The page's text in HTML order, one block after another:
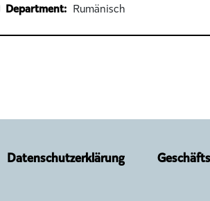
Department: Rumänisch
Datenschutzerklärung